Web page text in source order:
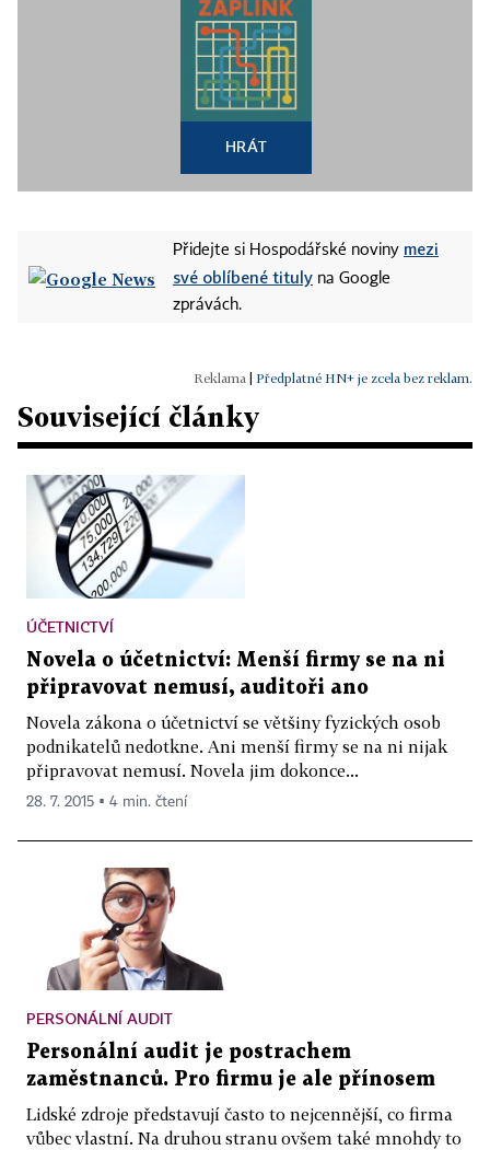
HRÁT
Přidejte si Hospodářské noviny mezi
své oblíbené tituly na Google
zprávách.
Předplatné HN+ je zcela bez reklam.
Související články
ÚČETNICTVÍ
Novela o účetnictví: Menší firmy se na ni
připravovat nemusí, auditoři ano
Novela zákona o účetnictví se většiny fyzických osob
podnikatelů nedotkne. Ani menší firmy se na ni nijak
připravovat nemusí. Novela jim dokonce...
28. 7. 2015 ▪ 4 min. čtení
PERSONÁLNÍ AUDIT
Personální audit je postrachem
zaměstnanců. Pro firmu je ale přínosem
Lidské zdroje představují často to nejcennější, co firma
vůbec vlastní. Na druhou stranu ovšem také mnohdy to